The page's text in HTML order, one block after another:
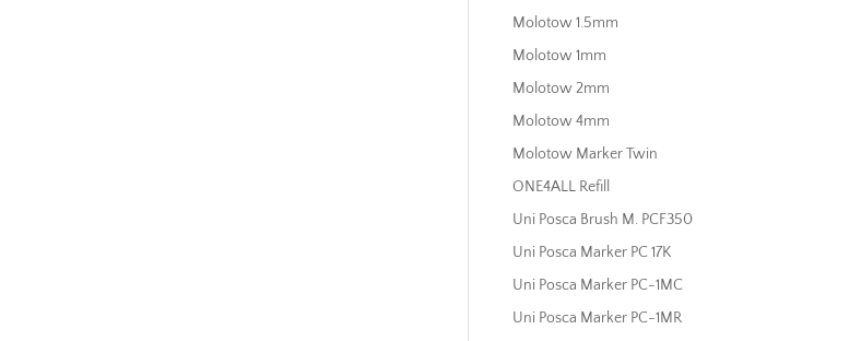
Molotow 1.5mm
Molotow 1mm
Molotow 2mm
Molotow 4mm
Molotow Marker Twin
ONE4ALL Refill
Uni Posca Brush M. PCF350
Uni Posca Marker PC 17K
Uni Posca Marker PC-1MC
Uni Posca Marker PC-1MR